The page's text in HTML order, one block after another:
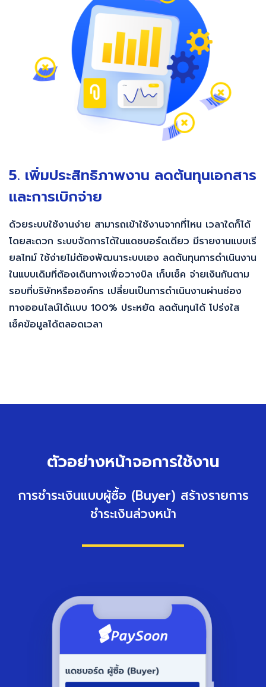
5. เพิ่มประสิทธิภาพงาน ลดต้นทุนเอกสาร
และการเบิกจ่าย
ด้วยระบบใช้งานง่าย สามารถเข้าใช้งานจากที่ไหน เวลาใดก็ได้
โดยสะดวก ระบบจัดการได้ในแดชบอร์ดเดียว มีรายงานแบบเรี
ยลไทม์ ใช้ง่ายไม่ต้องพัฒนาระบบเอง ลดต้นทุนการดำเนินงาน
ในแบบเดิมที่ต้องเดินทางเพื่อวางบิล เก็บเช็ค จ่ายเงินกันตาม
รอบที่บริษัทหรือองค์กร เปลี่ยนเป็นการดำเนินงานผ่านช่อง
ทางออนไลน์ได้เเบบ 100% ประหยัด ลดต้นทุนได้ โปร่งใส
เช็คข้อมูลได้ตลอดเวลา
ตัวอย่างหน้าจอการใช้งาน
การชำระเงินแบบผู้ซื้อ (Buyer) สร้างรายการ
ชำระเงินล่วงหน้า